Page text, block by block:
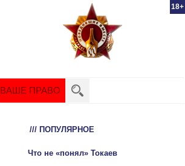
18+
ВАШЕ ПРАВО
/// ПОПУЛЯРНОЕ
Что не «понял» Токаев